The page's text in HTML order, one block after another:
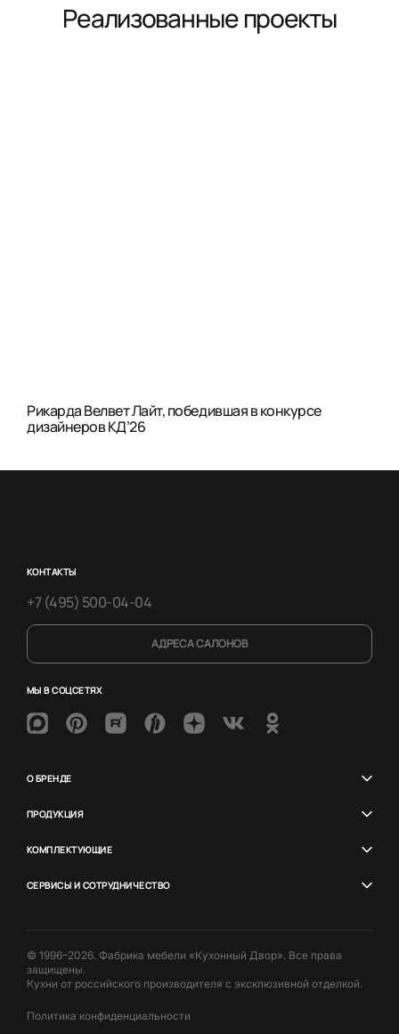
Реализованные проекты
Рикарда Велвет Лайт, победившая в конкурсе
дизайнеров КД’26
КОНТАКТЫ
+7 (495) 500-04-04
АДРЕСА САЛОНОВ
МЫ В СОЦСЕТЯХ
О БРЕНДЕ
ПРОДУКЦИЯ
КОМПЛЕКТУЮЩИЕ
СЕРВИСЫ И СОТРУДНИЧЕСТВО
© 1996–2026. Фабрика мебели «Кухонный Двор». Все права
защищены.
Кухни от российского производителя с эксклюзивной отделкой.
Политика конфиденциальности